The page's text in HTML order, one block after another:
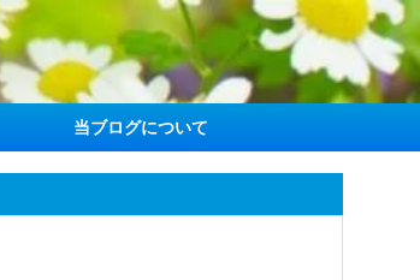
当ブログについて